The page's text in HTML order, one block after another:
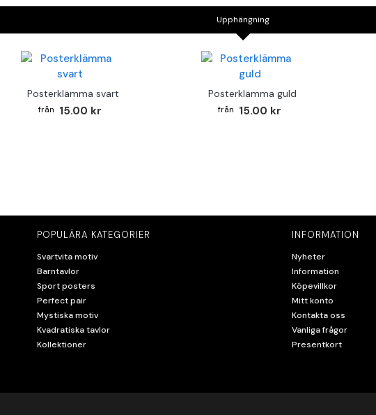
Upphängning
Posterklämma svart
15.00 kr
Posterklämma guld
15.00 kr
POPULÄRA KATEGORIER
Svartvita motiv
Barntavlor
Sport posters
Perfect pair
Mystiska motiv
Kvadratiska tavlor
Kollektioner
INFORMATION
Nyheter
Information
Köpevillkor
Mitt konto
Kontakta oss
Vanliga frågor
Presentkort